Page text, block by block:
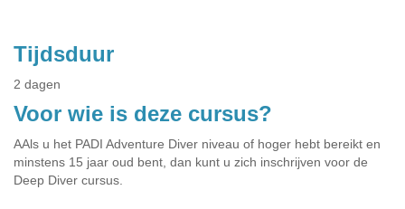
Tijdsduur
2 dagen
Voor wie is deze cursus?
AAls u het PADI Adventure Diver niveau of hoger hebt bereikt en
minstens 15 jaar oud bent, dan kunt u zich inschrijven voor de
Deep Diver cursus.